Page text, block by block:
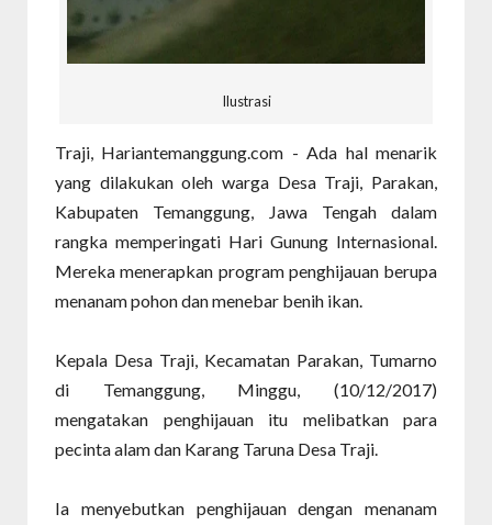
Ilustrasi
Traji, Hariantemanggung.com - Ada hal menarik
yang dilakukan oleh warga Desa Traji, Parakan,
Kabupaten Temanggung, Jawa Tengah dalam
rangka memperingati Hari Gunung Internasional.
Mereka menerapkan program penghijauan berupa
menanam pohon dan menebar benih ikan.
Kepala Desa Traji, Kecamatan Parakan, Tumarno
di Temanggung, Minggu, (10/12/2017)
mengatakan penghijauan itu melibatkan para
pecinta alam dan Karang Taruna Desa Traji.
Ia menyebutkan penghijauan dengan menanam